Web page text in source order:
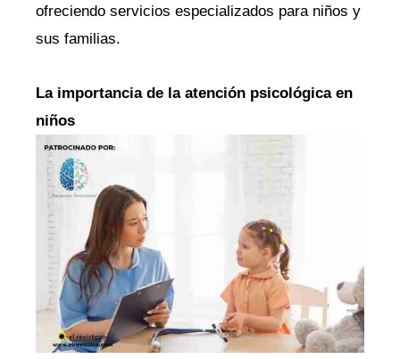
ofreciendo servicios especializados para niños y
sus familias.
La importancia de la atención psicológica en
niños